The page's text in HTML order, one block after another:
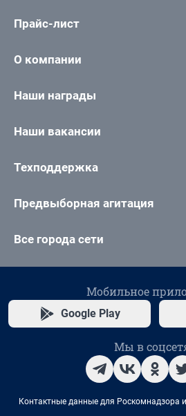
Прайс-лист
О компании
Наши награды
Наши вакансии
Техподдержка
Предвыборная агитация
Все города сети
Мобильное
Google Play
Мы в
Контактные данные для Роскомнадзора